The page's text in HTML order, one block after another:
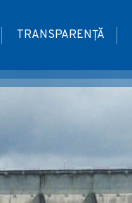
TRANSPARENȚĂ